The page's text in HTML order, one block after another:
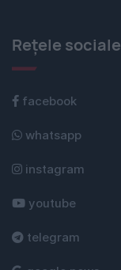
Rețele sociale
facebook
whatsapp
instagram
youtube
telegram